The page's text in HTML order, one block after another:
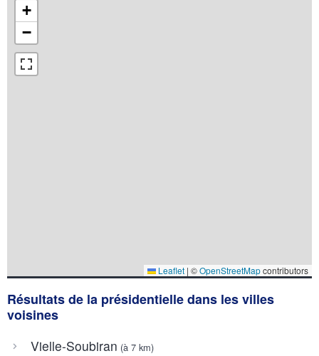
+
−
Leaflet | ©OpenStreetMapcontributors
Résultats de la présidentielle dans les villes
voisines
Vielle-Soubiran (à 7 km)